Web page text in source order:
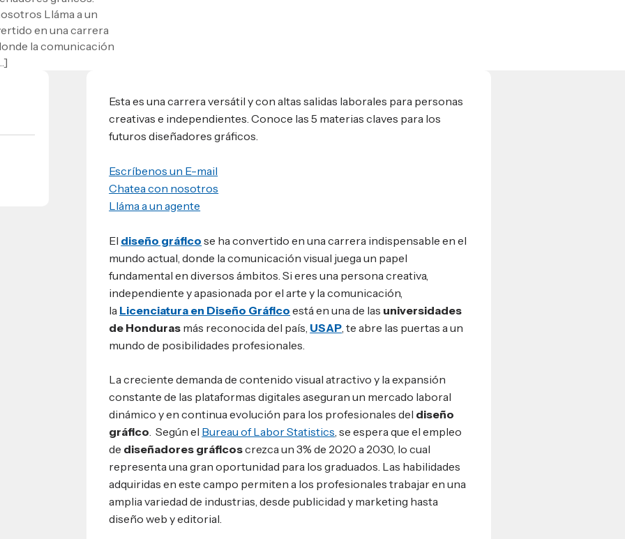
Honduras, C.A.
Lláma a un
en una carrera
la comunicación
Esta es una carrera versátil y con altas salidas laborales para personas
creativas e independientes. Conoce las 5 materias claves para los
futuros diseñadores gráficos.
Escríbenos un E-mail
Chatea con nosotros
Lláma a un agente
El diseño gráfico se ha convertido en una carrera indispensable en el
mundo actual, donde la comunicación visual juega un papel
fundamental en diversos ámbitos. Si eres una persona creativa,
independiente y apasionada por el arte y la comunicación,
la Licenciatura en Diseño Gráfico está en una de las universidades
de Honduras más reconocida del país, USAP , te abre las puertas a un
mundo de posibilidades profesionales.
La creciente demanda de contenido visual atractivo y la expansión
constante de las plataformas digitales aseguran un mercado laboral
dinámico y en continua evolución para los profesionales del diseño
gráfico. Según el Bureau of Labor Statistics, se espera que el empleo
de diseñadores gráficoscrezca un 3% de 2020 a 2030, lo cual
representa una gran oportunidad para los graduados. Las habilidades
adquiridas en este campo permiten a los profesionales trabajar en una
amplia variedad de industrias, desde publicidad y marketing hasta
diseño web y editorial.